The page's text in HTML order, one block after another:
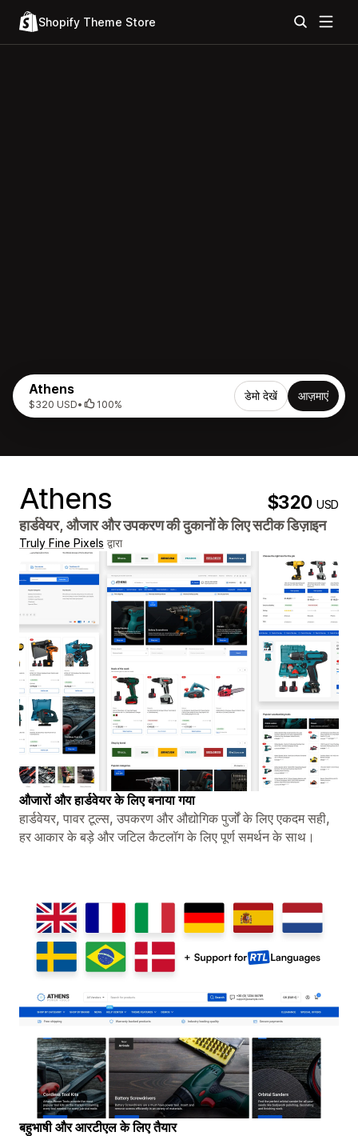
Shopify Theme Store
Athens
$320 USD• 100%
डेमो देखें आज़माएं
Athens $320USD
हार्डवेयर, औजार और उपकरण की दुकानों के लिए सटीक डिज़ाइन
Truly Fine Pixels द्वारा
औजारों और हार्डवेयर के लिए बनाया गया
हार्डवेयर, पावर टूल्स, उपकरण और औद्योगिक पुर्जों के लिए एकदम सही,
हर आकार के बड़े और जटिल कैटलॉग के लिए पूर्ण समर्थन के साथ।
बहुभाषी और आरटीएल के लिए तैयार